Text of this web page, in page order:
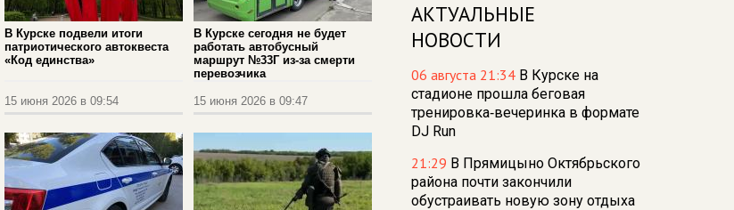
В Курске подвели итоги
патриотического автоквеста
«Код единства»
15 июня 2026 в 09:54
В Курске сегодня не будет
работать автобусный
маршрут №33Г из-за смерти
перевозчика
15 июня 2026 в 09:47
АКТУАЛЬНЫЕ
НОВОСТИ
06 августа 21:34 В Курске на
стадионе прошла беговая
тренировка‑вечеринка в формате
DJ Run
21:29 В Прямицыно Октябрьского
района почти закончили
обустраивать новую зону отдыха